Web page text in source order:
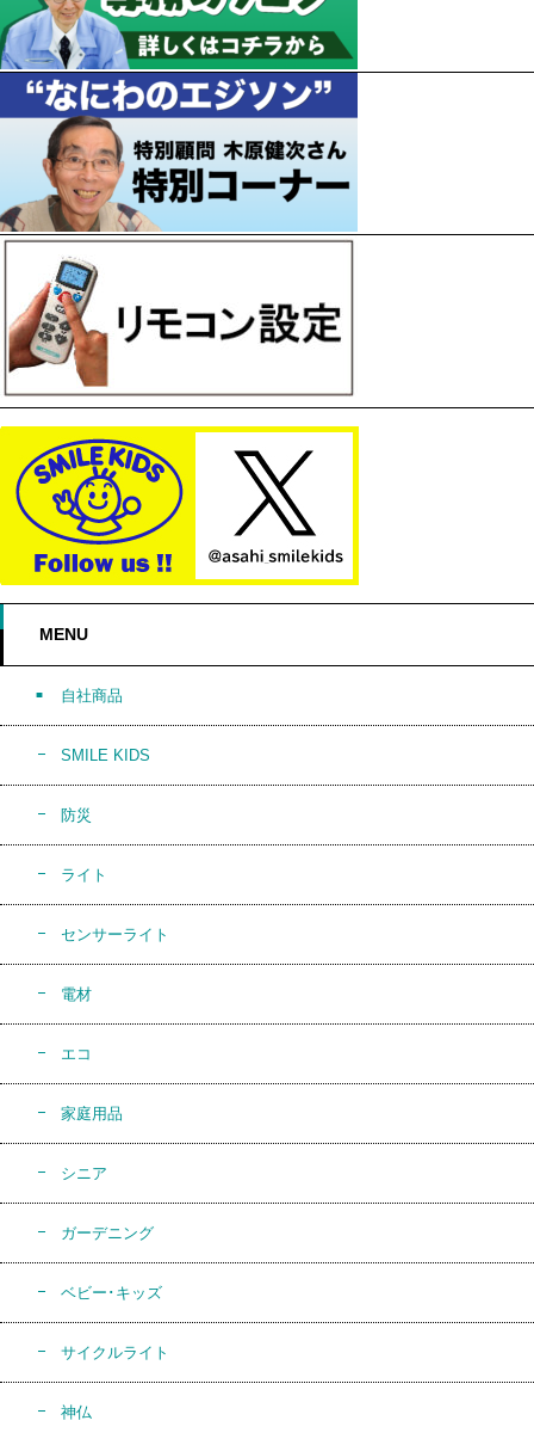
MENU
自社商品
SMILE KIDS
防災
ライト
センサーライト
電材
エコ
家庭用品
シニア
ガーデニング
ベビー･キッズ
サイクルライト
神仏